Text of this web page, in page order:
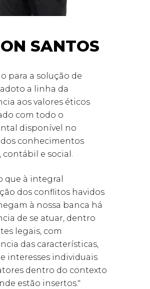
SANTOS
para a solução de
a linha da
aos valores éticos
com todo o
disponível no
conhecimentos
contábil e social.
que à integral
dos conflitos havidos
à nossa banca há
de se atuar, dentro
legais, com
das características,
interesses individuais
dentro do contexto
estão insertos."